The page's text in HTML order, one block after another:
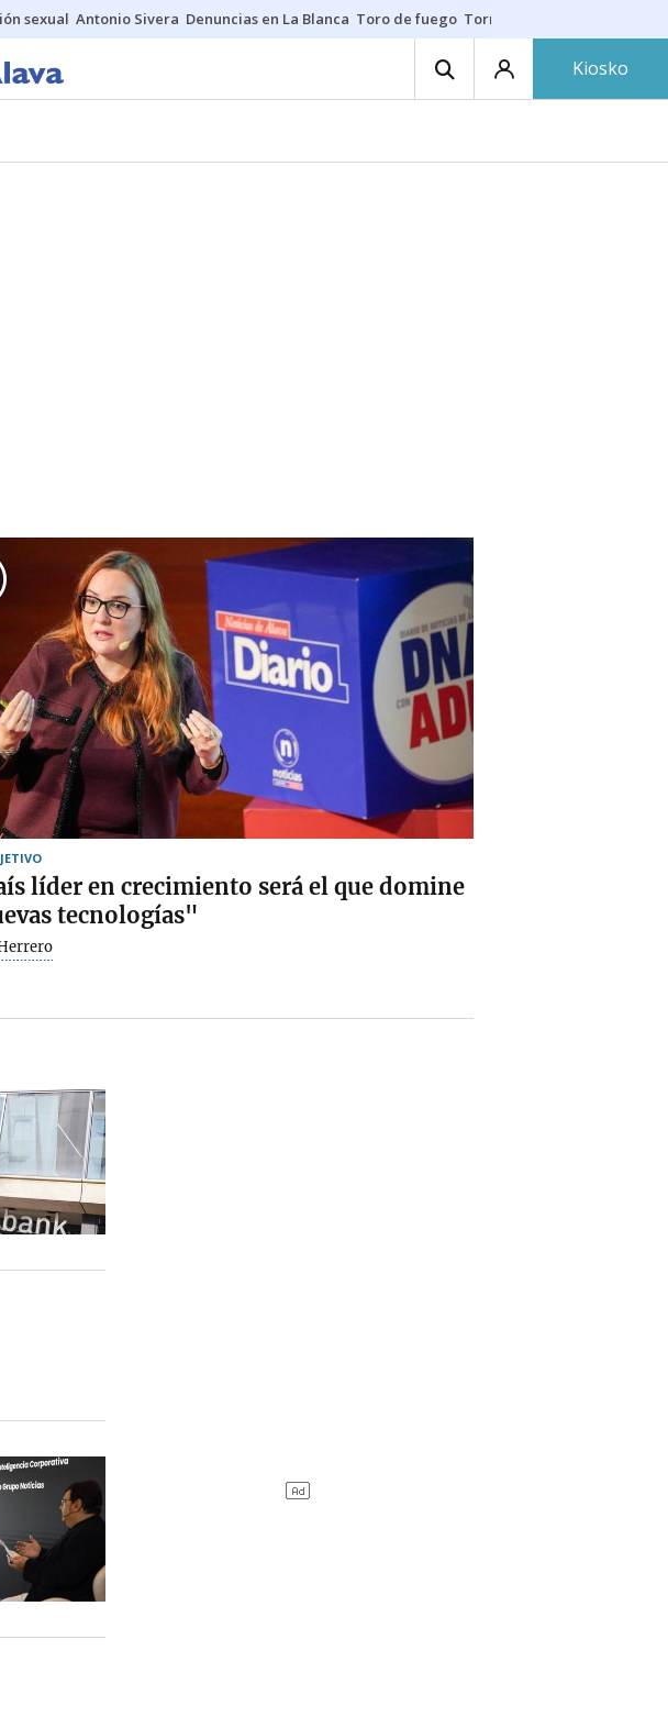
sexual Antonio Sivera Denuncias en La Blanca Toro de fuego Tornike Shengelia
Kiosko
líder en crecimiento será el que domine
tecnologías"